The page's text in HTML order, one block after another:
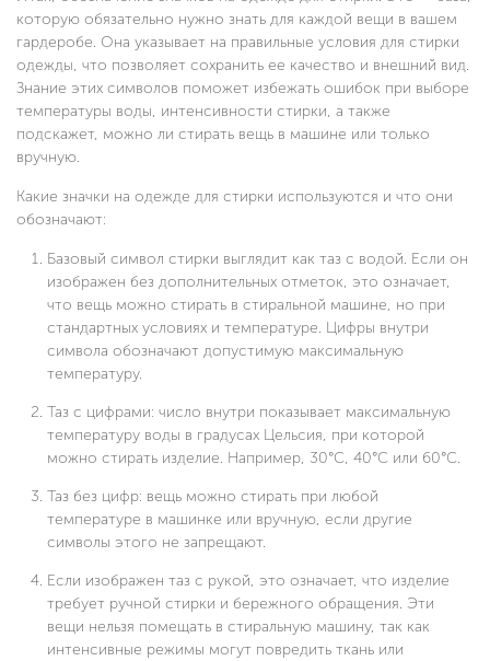
которую обязательно нужно знать для каждой вещи в вашем
гардеробе. Она указывает на правильные условия для стирки
одежды, что позволяет сохранить ее качество и внешний вид.
Знание этих символов поможет избежать ошибок при выборе
температуры воды, интенсивности стирки, а также
подскажет, можно ли стирать вещь в машине или только
вручную.
Какие значки на одежде для стирки используются и что они
обозначают:
Базовый символ стирки выглядит как таз с водой. Если он
изображен без дополнительных отметок, это означает,
что вещь можно стирать в стиральной машине, но при
стандартных условиях и температуре. Цифры внутри
символа обозначают допустимую максимальную
температуру.
Таз с цифрами: число внутри показывает максимальную
температуру воды в градусах Цельсия, при которой
можно стирать изделие. Например, 30°C, 40°C или 60°C.
Таз без цифр: вещь можно стирать при любой
температуре в машинке или вручную, если другие
символы этого не запрещают.
Если изображен таз с рукой, это означает, что изделие
требует ручной стирки и бережного обращения. Эти
вещи нельзя помещать в стиральную машину, так как
интенсивные режимы могут повредить ткань или